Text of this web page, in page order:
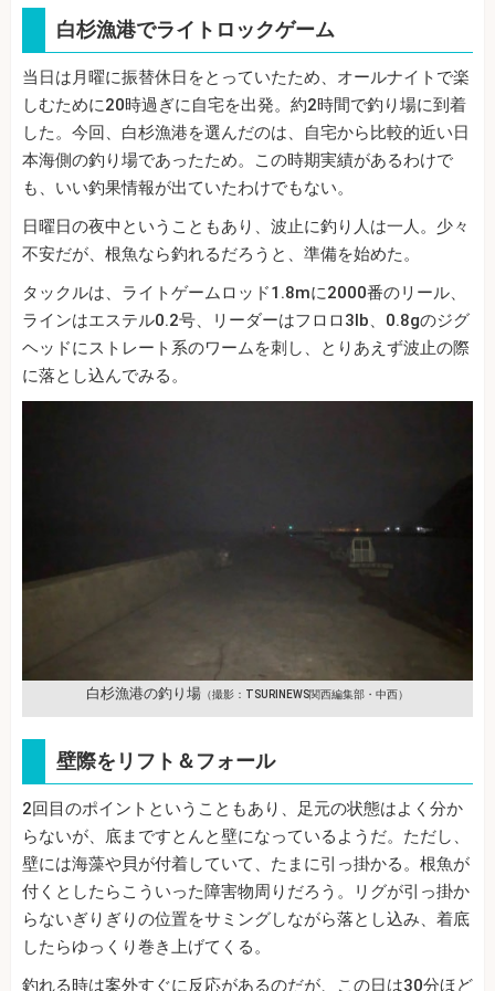
白杉漁港でライトロックゲーム
当日は月曜に振替休日をとっていたため、オールナイトで楽
しむために20時過ぎに自宅を出発。約2時間で釣り場に到着
した。今回、白杉漁港を選んだのは、自宅から比較的近い日
本海側の釣り場であったため。この時期実績があるわけで
も、いい釣果情報が出ていたわけでもない。
日曜日の夜中ということもあり、波止に釣り人は一人。少々
不安だが、根魚なら釣れるだろうと、準備を始めた。
タックルは、ライトゲームロッド1.8mに2000番のリール、
ラインはエステル0.2号、リーダーはフロロ3lb、0.8gのジグ
ヘッドにストレート系のワームを刺し、とりあえず波止の際
に落とし込んでみる。
白杉漁港の釣り場 （撮影：TSURINEWS関西編集部・中西）
壁際をリフト＆フォール
2回目のポイントということもあり、足元の状態はよく分か
らないが、底まですとんと壁になっているようだ。ただし、
壁には海藻や貝が付着していて、たまに引っ掛かる。根魚が
付くとしたらこういった障害物周りだろう。リグが引っ掛か
らないぎりぎりの位置をサミングしながら落とし込み、着底
したらゆっくり巻き上げてくる。
釣れる時は案外すぐに反応があるのだが、この日は30分ほど